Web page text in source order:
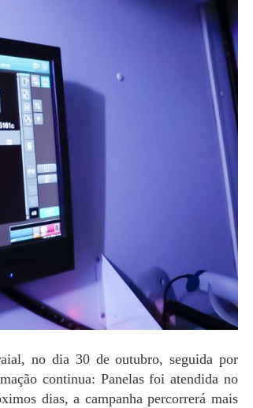
no dia 30 de outubro, seguida por
continua: Panelas foi atendida no
dias, a campanha percorrerá mais